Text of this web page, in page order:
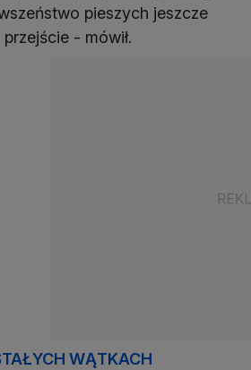
pieszych jeszcze
- mówił.
WĄTKACH